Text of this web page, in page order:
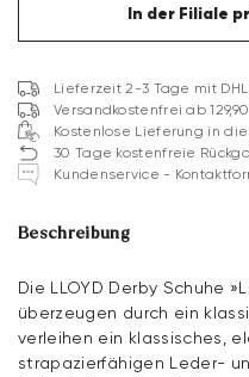
In der Filiale
Lieferzeit 2-3 Tage mit
Versandkostenfrei ab
Kostenlose Lieferung in
30 Tage kostenfreie
Kundenservice -
Beschreibung
Die LLOYD Derby Schuhe
überzeugen durch ein
verleihen ein klassisches,
strapazierfähigen Leder-